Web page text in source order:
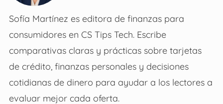
Sofía Martínez es editora de finanzas para
consumidores en CS Tips Tech. Escribe
comparativas claras y prácticas sobre tarjetas
de crédito, finanzas personales y decisiones
cotidianas de dinero para ayudar a los lectores a
evaluar mejor cada oferta.